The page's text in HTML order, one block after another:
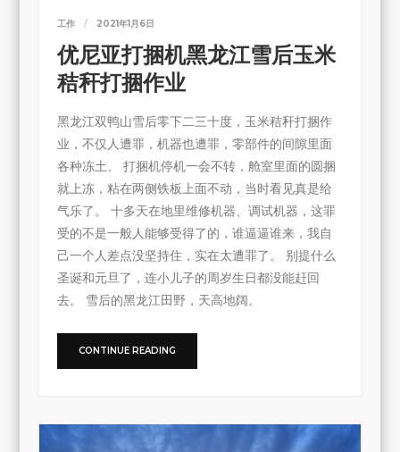
工作 2021年1月6日
优尼亚打捆机黑龙江雪后玉米
秸秆打捆作业
黑龙江双鸭山雪后零下二三十度，玉米秸秆打捆作
业，不仅人遭罪，机器也遭罪，零部件的间隙里面
各种冻土。 打捆机停机一会不转，舱室里面的圆捆
就上冻，粘在两侧铁板上面不动，当时看见真是给
气乐了。 十多天在地里维修机器、调试机器，这罪
受的不是一般人能够受得了的，谁逼逼谁来，我自
己一个人差点没坚持住，实在太遭罪了。 别提什么
圣诞和元旦了，连小儿子的周岁生日都没能赶回
去。 雪后的黑龙江田野，天高地阔。
CONTINUE READING